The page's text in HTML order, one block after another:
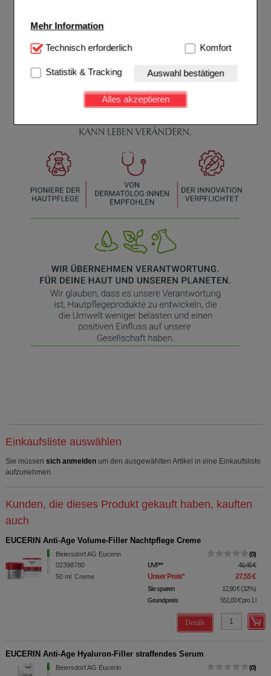
Mehr Information
Technisch Notwendig:Hierbei handelt es sich um
Website notwendig sind (z.B. Navigation, Warenkorb,
Kundenkonto), weshalb auf diese nicht verzichtet
werden kann.
Einkaufserlebnis noch ansprechender zu gestalten,
beispielsweise für die Wiedererkennung des
Verhaltensweisen (z.B. Spracheinstellung)
anzupassen. Komfort-Cookies ermöglichen es uns
auch auf Ihre Bedürfnisse zugeschrittene Inhalte
anzuzeigen und unser Partnerprogramm zu
betreiben.
Statistik & Tracking:Hierüber lassen sich
Informationen über die Art und Weise der Nutzung
unserer Website sammeln, mit deren Hilfe wir unsere
Website weiter für Sie optimieren können, den Inhalt
auf unserer Website aber auch die Werbung auf
Drittseiten möglichst relevant für Sie zu gestalten.
Bitte beachten Sie, dass Daten hierfür teilweise an
Dritte wie z.B. Google oder soziale Medien
übertragen werden.
Technisch erforderlich Komfort
Statistik & Tracking Auswahl bestätigen
Alles akzeptieren
Einkaufsliste auswählen
Sie müssen sich anmelden um den ausgewählten Artikel in eine Einkaufsliste
aufzunehmen.
Kunden, die dieses Produkt gekauft haben, kauften
auch
EUCERIN Anti-Age Volume-Filler Nachtpflege Creme
Beiersdorf AG Eucerin
02398780
50 ml Creme
0
UVP** 40,45 €
Unser Preis* 27,55 €
Sie sparen 12,90 € (32%)
Grundpreis
551,00 €pro 1 l
Details
EUCERIN Anti-Age Hyaluron-Filler straffendes Serum
Beiersdorf AG Eucerin
0